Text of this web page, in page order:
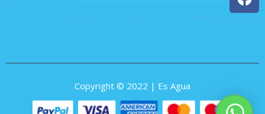
Copyright © 2022 | Es Agua